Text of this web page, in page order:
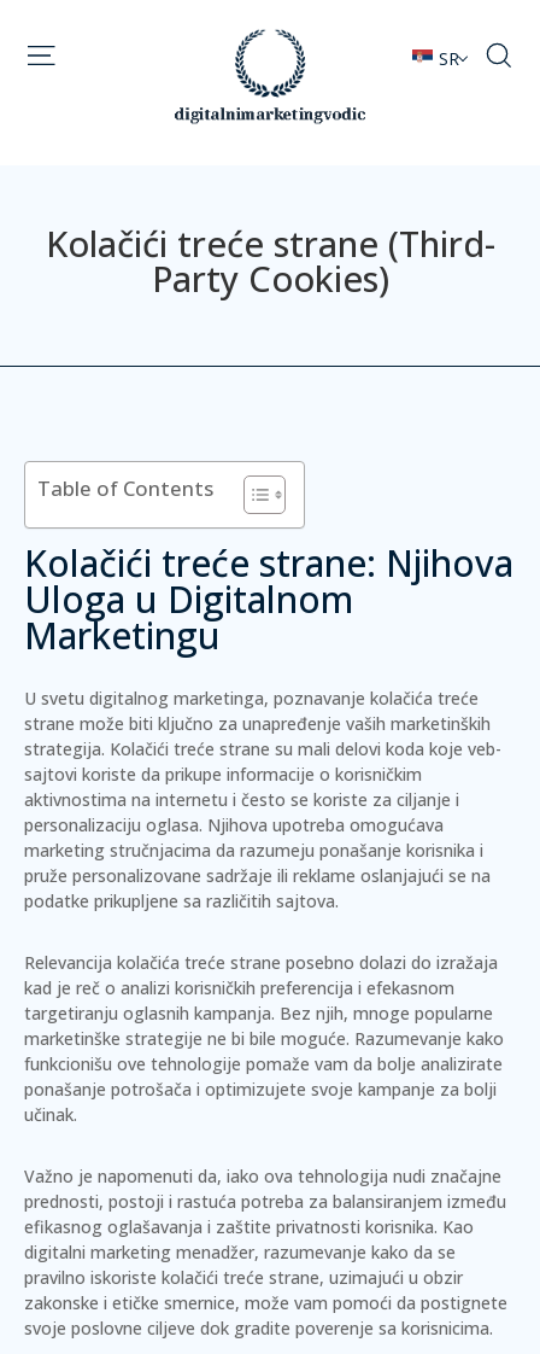
SR
Kolačići treće strane (Third-
Party Cookies)
Table of Contents
Kolačići treće strane: Njihova
Uloga u Digitalnom
Marketingu
U svetu digitalnog marketinga, poznavanje kolačića treće
strane može biti ključno za unapređenje vaših marketinških
strategija. Kolačići treće strane su mali delovi koda koje veb-
sajtovi koriste da prikupe informacije o korisničkim
aktivnostima na internetu i često se koriste za ciljanje i
personalizaciju oglasa. Njihova upotreba omogućava
marketing stručnjacima da razumeju ponašanje korisnika i
pruže personalizovane sadržaje ili reklame oslanjajući se na
podatke prikupljene sa različitih sajtova.
Relevancija kolačića treće strane posebno dolazi do izražaja
kad je reč o analizi korisničkih preferencija i efekasnom
targetiranju oglasnih kampanja. Bez njih, mnoge popularne
marketinške strategije ne bi bile moguće. Razumevanje kako
funkcionišu ove tehnologije pomaže vam da bolje analizirate
ponašanje potrošača i optimizujete svoje kampanje za bolji
učinak.
Važno je napomenuti da, iako ova tehnologija nudi značajne
prednosti, postoji i rastuća potreba za balansiranjem između
efikasnog oglašavanja i zaštite privatnosti korisnika. Kao
digitalni marketing menadžer, razumevanje kako da se
pravilno iskoriste kolačići treće strane, uzimajući u obzir
zakonske i etičke smernice, može vam pomoći da postignete
svoje poslovne ciljeve dok gradite poverenje sa korisnicima.